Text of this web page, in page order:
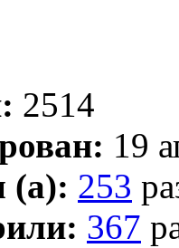
2514
19
(а): 253
367